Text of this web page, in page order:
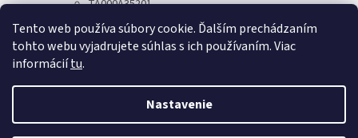
Tento web používa súbory cookie. Ďalším prechádzaním
tohto webu vyjadrujete súhlas s ich používaním. Viac
informáciítu.
Nastavenie
TA000A35201
UD20825A
Vytvoril Shoptet